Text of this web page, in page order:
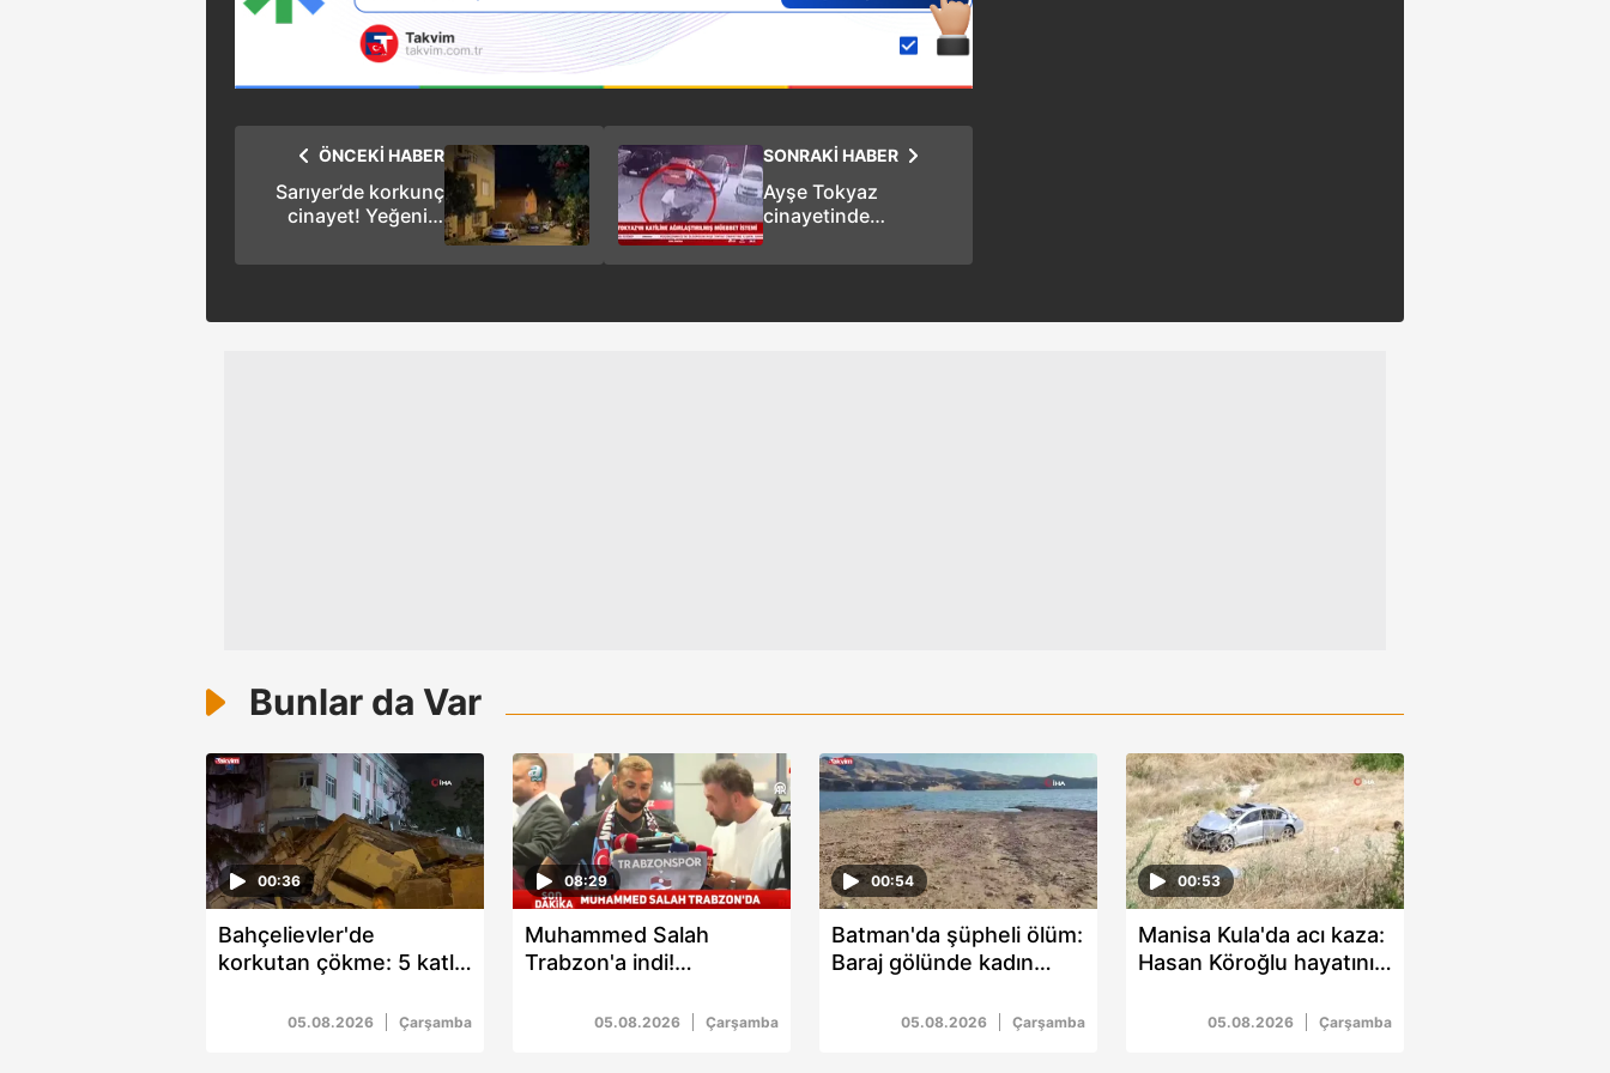
mevzuata uygun olarak kullanılan çerezlerle ilgili bilgi almak için lütfentıklayınız
SONRAKİ HABER
Ayşe Tokyaz
cinayetinde
Ağırlaştırılmış
ÖNCEKİ HABER
Sarıyer’de korkunç
cinayet! Yeğenini
öldürdü!
Bunlar da Var
00:36
Bahçelievler'de
korkutan çökme: 5 katlı
05.08.2026 Çarşamba
08:29
Muhammed Salah
Trabzon'a indi!
karşılama05.08.2026 Çarşamba
00:54
Batman'da şüpheli ölüm:
Baraj gölünde kadın
05.08.2026 Çarşamba
00:53
Manisa Kula'da acı kaza:
Hasan Köroğlu hayatını
05.08.2026 Çarşamba